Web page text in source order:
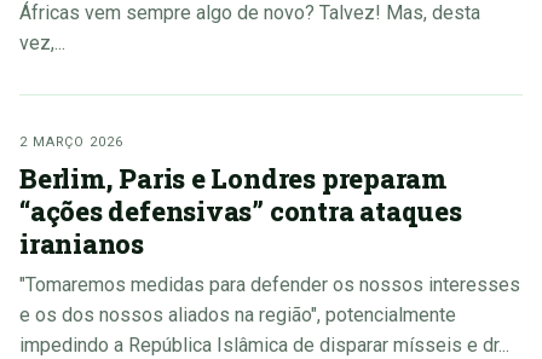
Áfricas vem sempre algo de novo? Talvez! Mas, desta
vez,...
2 MARÇO 2026
Berlim, Paris e Londres preparam
“ações defensivas” contra ataques
iranianos
"Tomaremos medidas para defender os nossos interesses
e os dos nossos aliados na região", potencialmente
impedindo a República Islâmica de disparar mísseis e dr...